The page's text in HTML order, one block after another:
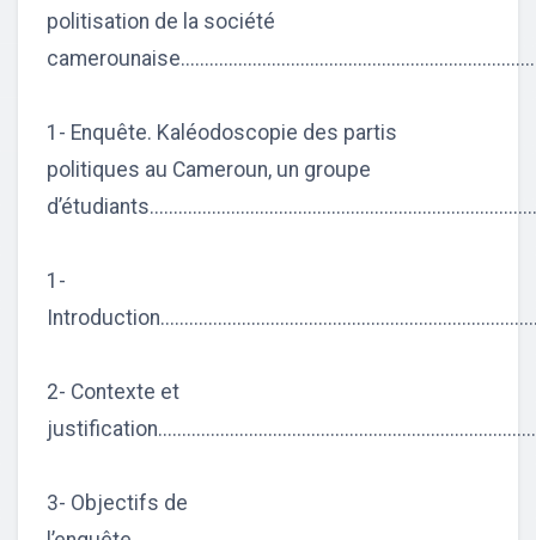
politisation de la société
1- Enquête. Kaléodoscopie des partis
politiques au Cameroun, un groupe
1-
2- Contexte et
3- Objectifs de